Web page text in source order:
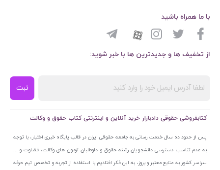
از تخفیف ها و جدیدترین ها با خبر شوید:
ثبت
با ما همراه باشید
کتابفروشی حقوقی دادبازار خرید آنلاین و اینترنتی کتاب حقوق و وکالت
پس از حدود ده سال خدمت رسانی به جامعه حقوقی ایران در قالب پایگاه خبری اختبار، با توجه
به عدم تناسب دسترسی دانشجویان رشته حقوق و داوطلبان آزمون های وکالت، قضاوت و ...
سراسر کشور به منابع معتبر و بروز، به این فکر افتادیم با استفاده از تجربه و تخصص تیم حرفه